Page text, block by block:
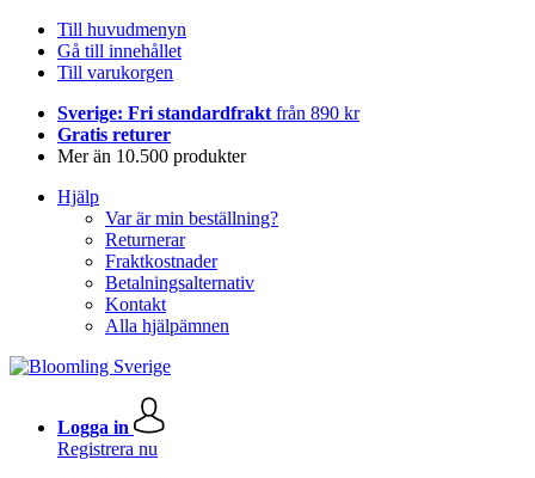
Till huvudmenyn
Gå till innehållet
Till varukorgen
Sverige: Fri standardfrakt från 890 kr
Gratis returer
Mer än 10.500 produkter
Hjälp
Var är min beställning?
Returnerar
Fraktkostnader
Betalningsalternativ
Kontakt
Alla hjälpämnen
Logga in
Registrera nu